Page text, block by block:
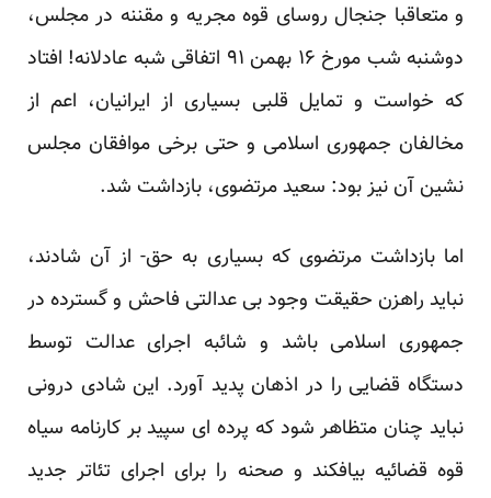
و متعاقبا جنجال روسای قوه مجریه و مقننه در مجلس،
دوشنبه شب مورخ ۱۶ بهمن ۹۱ اتفاقی شبه عادلانه! افتاد
که خواست و تمایل قلبی بسیاری از ایرانیان، اعم از
مخالفان جمهوری اسلامی و حتی برخی موافقان مجلس
نشین آن نیز بود: سعید مرتضوی، بازداشت شد.
اما بازداشت مرتضوی که بسیاری به حق- از آن شادند،
نباید راهزن حقیقت وجود بی عدالتی فاحش و گسترده در
جمهوری اسلامی باشد و شائبه اجرای عدالت توسط
دستگاه قضایی را در اذهان پدید آورد. این شادی درونی
نباید چنان متظاهر شود که پرده ای سپید بر کارنامه سیاه
قوه قضائیه بیافکند و صحنه را برای اجرای تئاتر جدید